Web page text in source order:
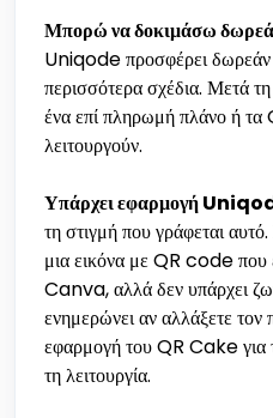
Μπορώ να δοκιμάσω
Uniqode προσφέρει
περισσότερα σχέδια. Μετά
ένα επί πληρωμή πλάνο ή
λειτουργούν.
Υπάρχει εφαρμογή
τη στιγμή που γράφεται
μια εικόνα με QR code που
Canva, αλλά δεν υπάρχει
ενημερώνει αν αλλάξετε
εφαρμογή του QR Cake
τη λειτουργία.